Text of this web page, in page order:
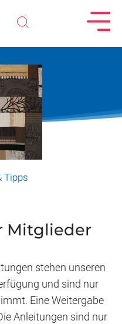
Tipps
Mitglieder
stehen unseren
und sind nur
Eine Weitergabe
Anleitungen sind nur